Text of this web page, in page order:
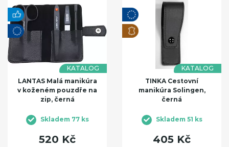
KATALOG
LANTAS Malá manikúra
v koženém pouzdře na
zip, černá
Skladem 77 ks
520 Kč
KATALOG
TINKA Cestovní
manikúra Solingen,
černá
Skladem 51 ks
405 Kč